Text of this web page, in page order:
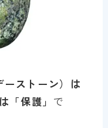
ーストーン）は
「保護」 で